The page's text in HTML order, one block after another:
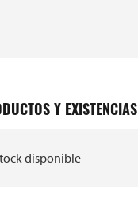
Y EXISTENCIAS
disponible